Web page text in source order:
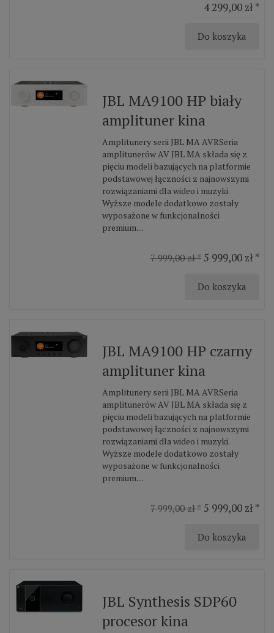
4 299,00 zł *
Do koszyka
JBL MA9100 HP biały
amplituner kina
Amplitunery serii JBL MA AVRSeria
amplitunerów AV JBL MA składa się z
pięciu modeli bazujących na platformie
podstawowej łączności z najnowszymi
rozwiązaniami dla wideo i muzyki.
Wyższe modele dodatkowo zostały
wyposażone w funkcjonalności
premium....
7 999,00 zł * 5 999,00 zł *
Do koszyka
JBL MA9100 HP czarny
amplituner kina
Amplitunery serii JBL MA AVRSeria
amplitunerów AV JBL MA składa się z
pięciu modeli bazujących na platformie
podstawowej łączności z najnowszymi
rozwiązaniami dla wideo i muzyki.
Wyższe modele dodatkowo zostały
wyposażone w funkcjonalności
premium....
7 999,00 zł * 5 999,00 zł *
Do koszyka
JBL Synthesis SDP60
procesor kina